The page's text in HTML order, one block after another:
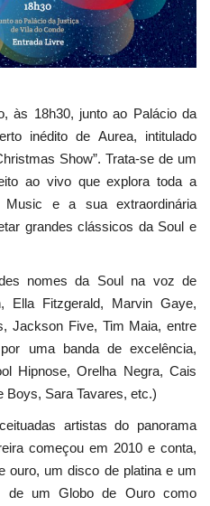
às 18h30, junto ao Palácio da
inédito de Aurea, intitulado
Show”. Trata-se de um
ao vivo que explora toda a
e a sua extraordinária
grandes clássicos da Soul e
nomes da Soul na voz de
Ella Fitzgerald, Marvin Gaye,
Jackson Five, Tim Maia, entre
uma banda de excelência,
Hipnose, Orelha Negra, Cais
Boys, Sara Tavares, etc.)
artistas do panorama
começou em 2010 e conta,
ouro, um disco de platina e um
de um Globo de Ouro como